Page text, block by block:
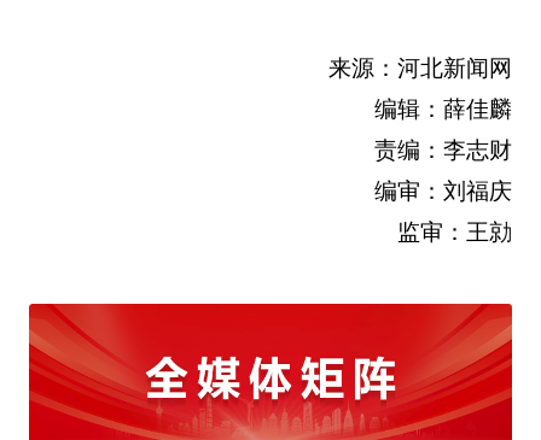
来源：河北新闻网
编辑：薛佳麟
责编：李志财
编审：刘福庆
监审：王勍